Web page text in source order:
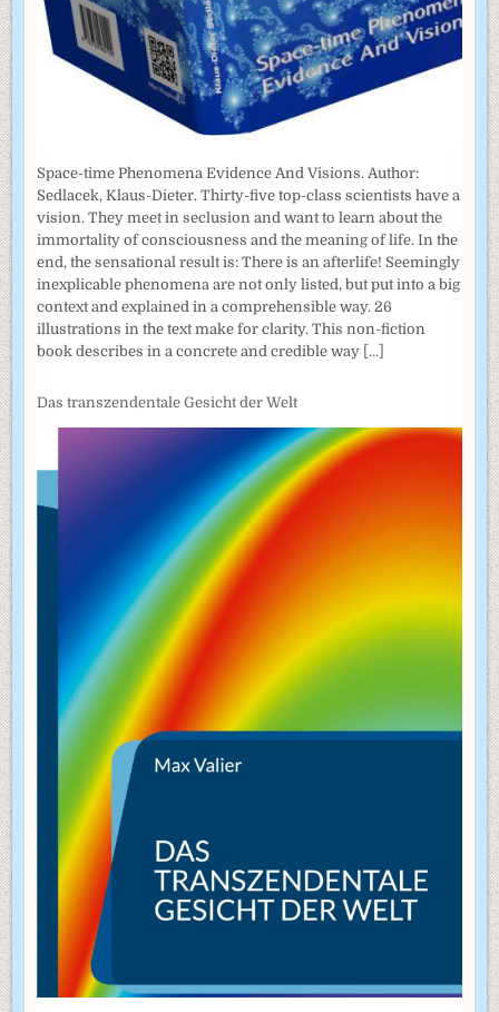
Space-time Phenomena Evidence And Visions. Author:
Sedlacek, Klaus-Dieter. Thirty-five top-class scientists have a
vision. They meet in seclusion and want to learn about the
immortality of consciousness and the meaning of life. In the
end, the sensational result is: There is an afterlife! Seemingly
inexplicable phenomena are not only listed, but put into a big
context and explained in a comprehensible way. 26
illustrations in the text make for clarity. This non-fiction
book describes in a concrete and credible way [...]
Das transzendentale Gesicht der Welt